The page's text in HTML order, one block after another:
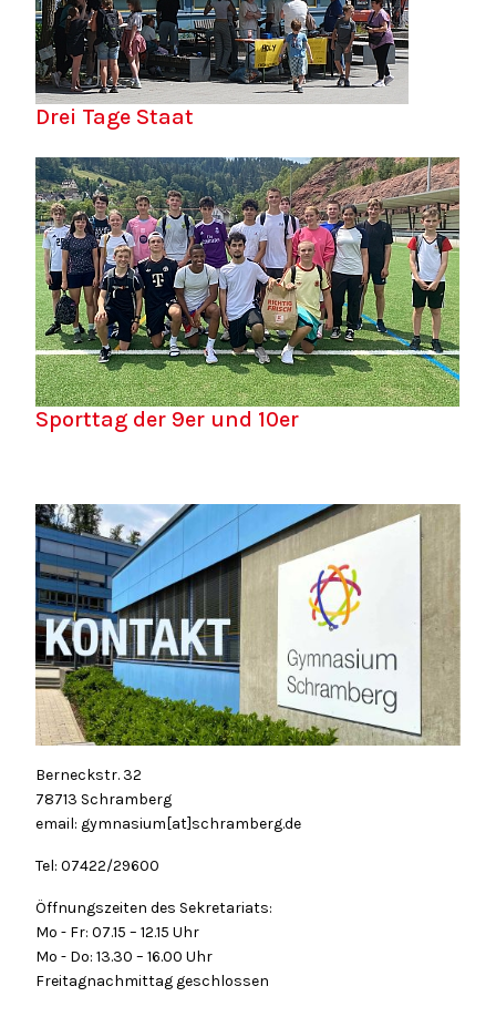
Drei Tage Staat
Sporttag der 9er und 10er
Berneckstr. 32
78713 Schramberg
email: gymnasium[at]schramberg.de
Tel: 07422/29600
Öffnungszeiten des Sekretariats:
Mo - Fr: 07.15 – 12.15 Uhr
Mo - Do: 13.30 – 16.00 Uhr
Freitagnachmittag geschlossen